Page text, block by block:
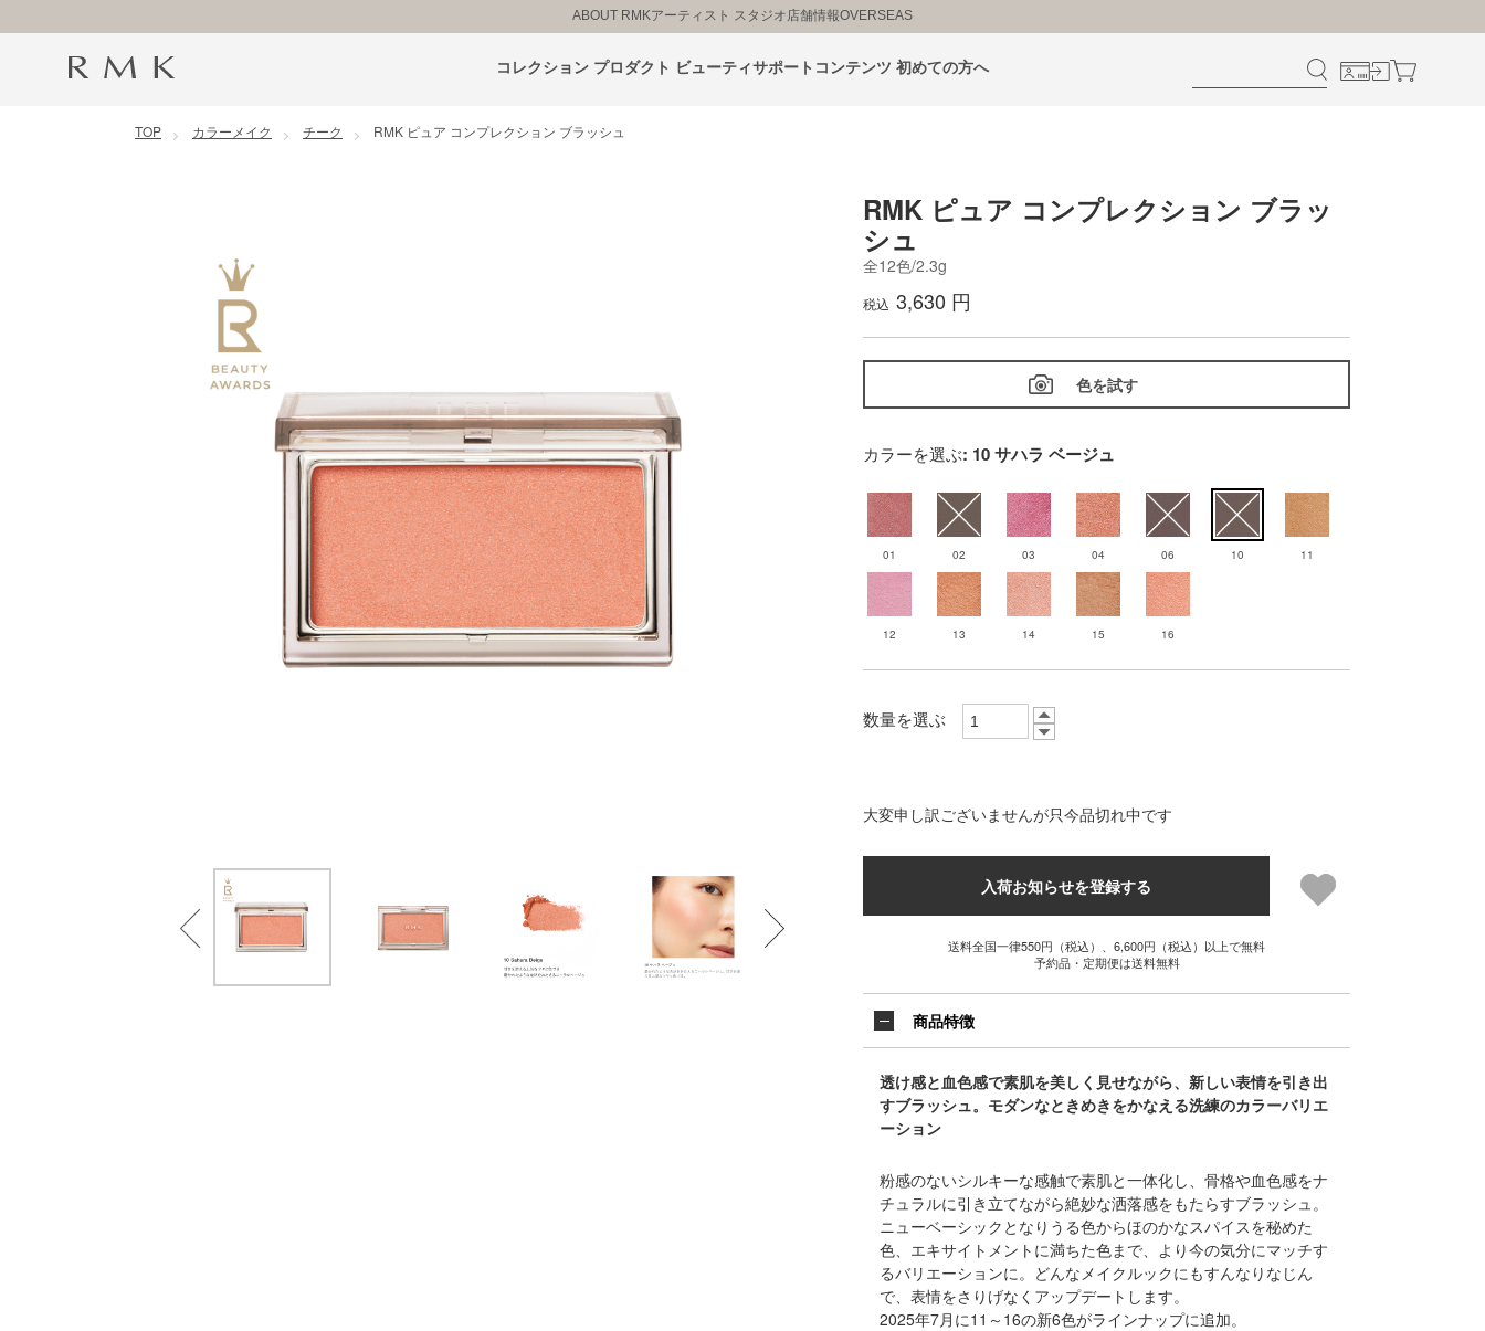
コンテンツに移動
ABOUT RMKアーティスト スタジオ店舗情報OVERSEAS
コレクション プロダクト ビューティサポートコンテンツ 初めての方へ
TOP カラーメイク チーク RMK ピュア コンプレクション ブラッシュ
RMK ピュア コンプレクション ブラッ
シュ
全12色/2.3g
税込3,630 円
色を試す
カラーを選ぶ: 10 サハラ ベージュ
01 02 03 04 06 10 11
12 13 14 15 16
数量を選ぶ
大変申し訳ございませんが只今品切れ中です
入荷お知らせを登録する
送料全国一律550円（税込）、6,600円（税込）以上で無料
予約品・定期便は送料無料
商品特徴
透け感と血色感で素肌を美しく見せながら、新しい表情を引き出
すブラッシュ。モダンなときめきをかなえる洗練のカラーバリエ
ーション
粉感のないシルキーな感触で素肌と一体化し、骨格や血色感をナ
チュラルに引き立てながら絶妙な洒落感をもたらすブラッシュ。
ニューベーシックとなりうる色からほのかなスパイスを秘めた
色、エキサイトメントに満ちた色まで、より今の気分にマッチす
るバリエーションに。どんなメイクルックにもすんなりなじん
で、表情をさりげなくアップデートします。
2025年7月に11～16の新6色がラインナップに追加。